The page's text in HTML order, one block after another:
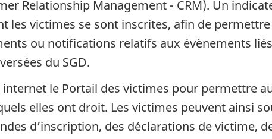
Relationship Management - CRM). Un
les victimes se sont inscrites, afin de
ou notifications relatifs aux évènements
du SGD.
le Portail des victimes pour permettre
elles ont droit. Les victimes peuvent ainsi
d’inscription, des déclarations de victime,